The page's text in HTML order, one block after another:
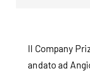
Il Company
andato ad